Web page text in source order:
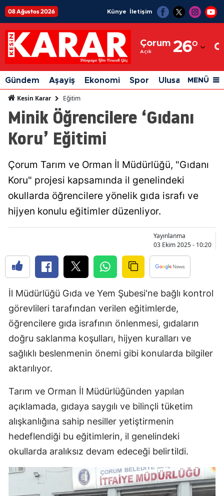
08 Ağustos 2026 Künye İletişim
Çorum
Açık 26°
Adıyaman
Afyonkarahisar
Ağrı
Amasya
Artvin
Aydın
Balıkesir
Bilecik
Bingöl
Bitlis
Bolu
Bursa
Çanakkale
Çorum
Denizli
Diyarbakır
Elazığ
Gündem Aşayiş Ekonomi Spor Ulusal Siyaset
MENÜ
Kesin Karar Eğitim
Minik Öğrencilere ‘Gıdanı
Koru’ Eğitimi
Çorum Tarım ve Orman İl Müdürlüğü, "Gıdanı
Koru" projesi kapsamında il genelindeki
okullarda öğrencilere yönelik gıda israfı ve
hijyen konulu eğitimler düzenliyor.
Yayınlanma
03 Ekim 2025 - 10:20
İl Müdürlüğü Gıda ve Yem Şubesi'ne bağlı kontrol
görevlileri tarafından verilen eğitimlerde,
öğrencilere gıda israfının önlenmesi, gıdaların
doğru saklanma koşulları, hijyen kuralları ve
sağlıklı beslenmenin önemi gibi konularda bilgiler
aktarılıyor.
Tarım ve Orman İl Müdürlüğünden yapılan
açıklamada, gıdaya saygılı ve bilinçli tüketim
alışkanlığına sahip nesiller yetiştirmenin
hedeflendiği bu eğitimlerin, il genelindeki
okullarda aralıksız devam edeceği belirtildi.